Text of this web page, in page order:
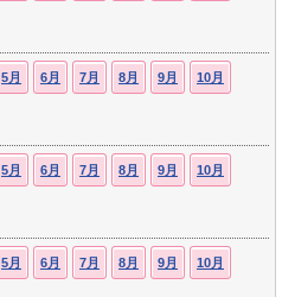
5月 6月 7月 8月 9月 10月
5月 6月 7月 8月 9月 10月
5月 6月 7月 8月 9月 10月